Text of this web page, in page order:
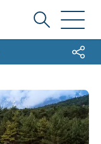
Ich
suche...Share